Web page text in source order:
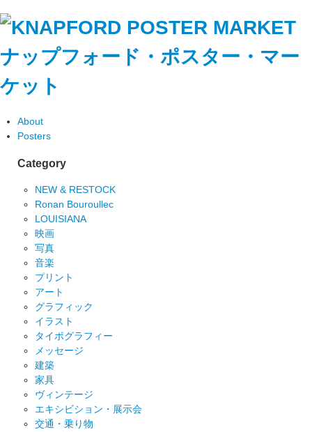
ナップフォード・ポスター・マー
ケット
About
Posters
Category
NEW & RESTOCK
Ronan Bouroullec
LOUISIANA
映画
写真
音楽
プリント
アート
グラフィック
イラスト
タイポグラフィー
メッセージ
建築
家具
ヴィンテージ
エキシビション・展示会
交通・乗り物